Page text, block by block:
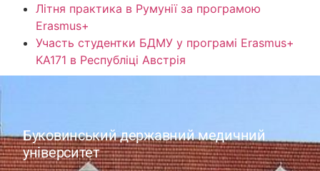
Літня практика в Румунії за програмою
Erasmus+
Участь студентки БДМУ у програмі Erasmus+
KA171 в Республіці Австрія
Буковинський державний медичний
університет